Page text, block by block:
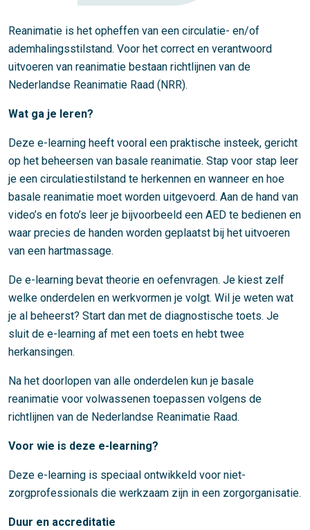
Reanimatie is het opheffen van een circulatie- en/of
ademhalingsstilstand. Voor het correct en verantwoord
uitvoeren van reanimatie bestaan richtlijnen van de
Nederlandse Reanimatie Raad (NRR).
Wat ga je leren?
Deze e-learning heeft vooral een praktische insteek, gericht
op het beheersen van basale reanimatie. Stap voor stap leer
je een circulatiestilstand te herkennen en wanneer en hoe
basale reanimatie moet worden uitgevoerd. Aan de hand van
video’s en foto’s leer je bijvoorbeeld een AED te bedienen en
waar precies de handen worden geplaatst bij het uitvoeren
van een hartmassage.
De e-learning bevat theorie en oefenvragen. Je kiest zelf
welke onderdelen en werkvormen je volgt. Wil je weten wat
je al beheerst? Start dan met de diagnostische toets. Je
sluit de e-learning af met een toets en hebt twee
herkansingen.
Na het doorlopen van alle onderdelen kun je basale
reanimatie voor volwassenen toepassen volgens de
richtlijnen van de Nederlandse Reanimatie Raad.
Voor wie is deze e-learning?
Deze e-learning is speciaal ontwikkeld voor niet-
zorgprofessionals die werkzaam zijn in een zorgorganisatie.
Duur en accreditatie